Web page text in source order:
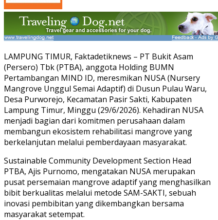
LAMPUNG TIMUR, Faktadetiknews – PT Bukit Asam
(Persero) Tbk (PTBA), anggota Holding BUMN
Pertambangan MIND ID, meresmikan NUSA (Nursery
Mangrove Unggul Semai Adaptif) di Dusun Pulau Waru,
Desa Purworejo, Kecamatan Pasir Sakti, Kabupaten
Lampung Timur, Minggu (29/6/2026). Kehadiran NUSA
menjadi bagian dari komitmen perusahaan dalam
membangun ekosistem rehabilitasi mangrove yang
berkelanjutan melalui pemberdayaan masyarakat.
Sustainable Community Development Section Head
PTBA, Ajis Purnomo, mengatakan NUSA merupakan
pusat persemaian mangrove adaptif yang menghasilkan
bibit berkualitas melalui metode SAM-SAKTI, sebuah
inovasi pembibitan yang dikembangkan bersama
masyarakat setempat.